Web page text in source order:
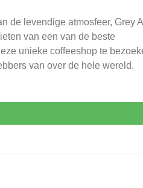
de levendige atmosfeer, Grey
van een van de beste
unieke coffeeshop te
van over de hele wereld.